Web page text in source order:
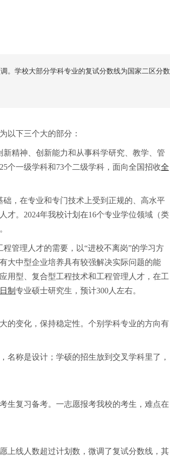
。学校大部分学科专业的复试分数线为国家二区分数
以下三个大的部分：
精神、创新能力和从事科学研究、教学、管
个一级学科和73个二级学科，面向全国招收全
，在专业和专门技术上受到正规的、高水平
才。2024年我校计划在16个专业学位领域（类
管理人才的需要，以“进校不离岗”的学习方
大中型企业培养具有较强解决实际问题的能
用型、复合型工程技术和工程管理人才，在工
制 专业硕士研究生，预计300人左右。
的变化，保持稳定性。个别学科专业的方向有
名称是设计；学硕的招生放到交叉学科里了，
生复习备考。一志愿报考我校的考生，难点在
上线人数超过计划数，微调了复试分数线，其